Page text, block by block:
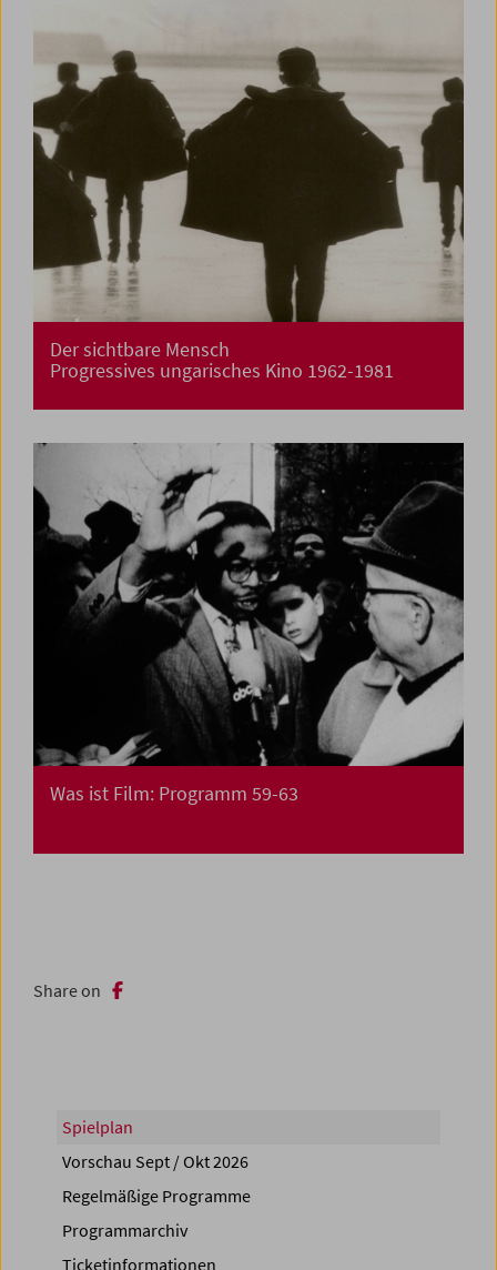
Der sichtbare Mensch
Progressives ungarisches Kino 1962-1981
Was ist Film: Programm 59-63
Share on
Spielplan
Vorschau Sept / Okt 2026
Regelmäßige Programme
Programmarchiv
Ticketinformationen